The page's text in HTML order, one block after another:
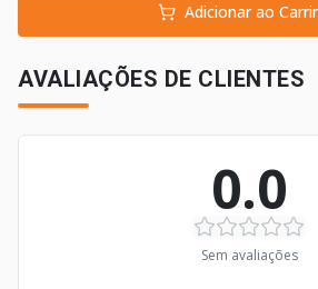
Adicionar ao
AVALIAÇÕES DE CLIENTES
0.0
Sem avaliações